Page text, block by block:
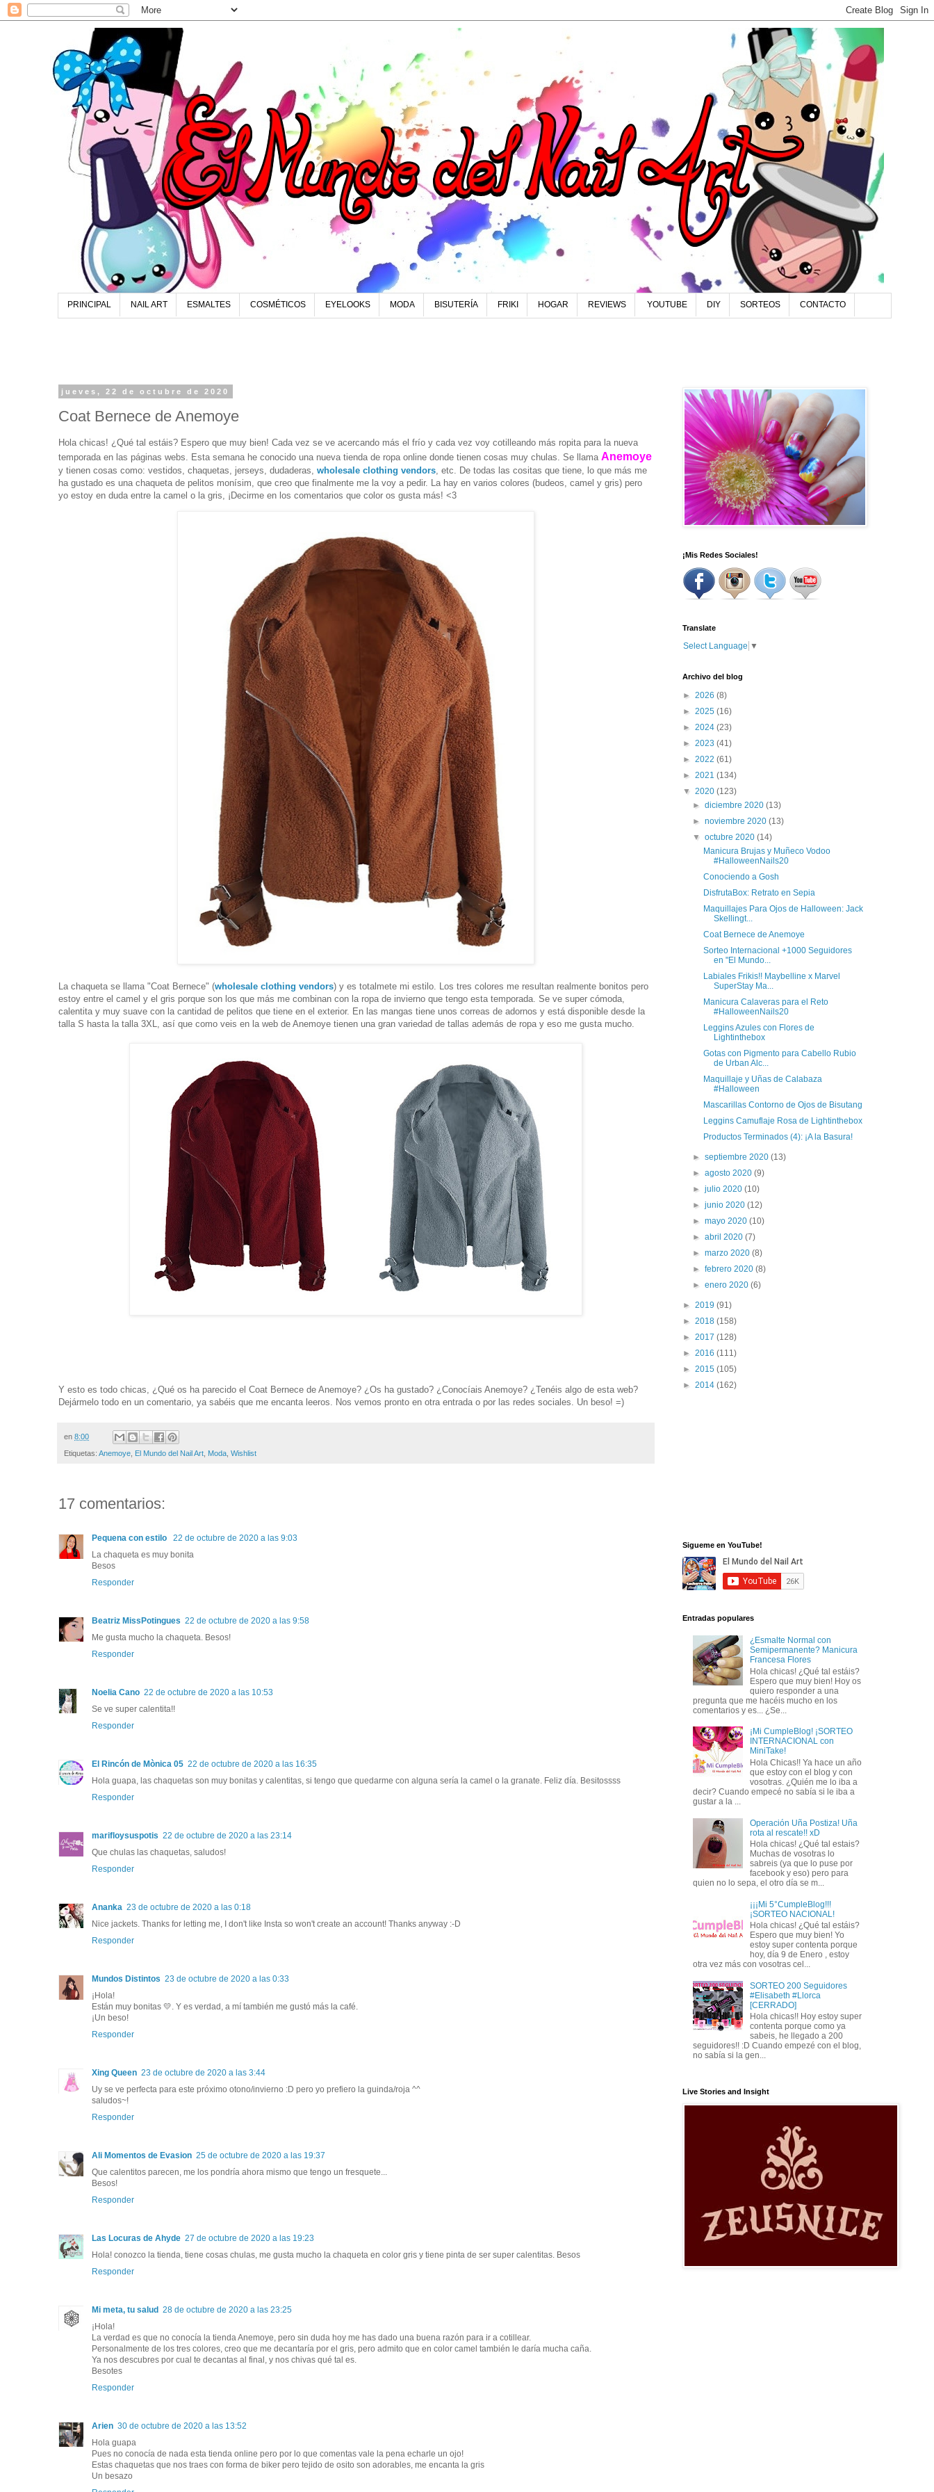
PRINCIPAL NAIL ART ESMALTES COSMÉTICOS EYELOOKS MODA BISUTERÍA FRIKI HOGAR REVIEWS YOUTUBE DIY SORTEOS CONTACTO
jueves, 22 de octubre de 2020
Coat Bernece de Anemoye
Hola chicas! ¿Qué tal estáis? Espero que muy bien! Cada vez se ve acercando más el frío y cada vez voy cotilleando más ropita para la nueva
temporada en las páginas webs. Esta semana he conocido una nueva tienda de ropa online donde tienen cosas muy chulas. Se llama Anemoye
y tienen cosas como: vestidos, chaquetas, jerseys, dudaderas, wholesale clothing vendors , etc. De todas las cositas que tiene, lo que más me
ha gustado es una chaqueta de pelitos monísim, que creo que finalmente me la voy a pedir. La hay en varios colores (budeos, camel y gris) pero
yo estoy en duda entre la camel o la gris, ¡Decirme en los comentarios que color os gusta más! <3
La chaqueta se llama "Coat Bernece" (wholesale clothing vendors) y es totalmete mi estilo. Los tres colores me resultan realmente bonitos pero
estoy entre el camel y el gris porque son los que más me combinan con la ropa de invierno que tengo esta temporada. Se ve super cómoda,
calentita y muy suave con la cantidad de pelitos que tiene en el exterior. En las mangas tiene unos correas de adornos y está disponible desde la
talla S hasta la talla 3XL, así que como veis en la web de Anemoye tienen una gran variedad de tallas además de ropa y eso me gusta mucho.
Y esto es todo chicas, ¿Qué os ha parecido el Coat Bernece de Anemoye? ¿Os ha gustado? ¿Conocíais Anemoye? ¿Tenéis algo de esta web?
Dejármelo todo en un comentario, ya sabéis que me encanta leeros. Nos vemos pronto en otra entrada o por las redes sociales. Un beso! =)
en 8:00
Etiquetas: Anemoye El Mundo del Nail Art Moda Wishlist
17 comentarios:
Pequena con estilo
22 de octubre de 2020 a las 9:03
La chaqueta es muy bonita
Besos
Responder
Beatriz MissPotingues 22 de octubre de 2020 a las 9:58
Me gusta mucho la chaqueta. Besos!
Responder
Noelia Cano 22 de octubre de 2020 a las 10:53
Se ve super calentita!!
Responder
El Rincón de Mònica 05 22 de octubre de 2020 a las 16:35
Hola guapa, las chaquetas son muy bonitas y calentitas, si tengo que quedarme con alguna sería la camel o la granate. Feliz día. Besitossss
Responder
marifloysuspotis 22 de octubre de 2020 a las 23:14
Que chulas las chaquetas, saludos!
Responder
Ananka 23 de octubre de 2020 a las 0:18
Nice jackets. Thanks for letting me, I don't like Insta so won't create an account! Thanks anyway :-D
Responder
Mundos Distintos 23 de octubre de 2020 a las 0:33
¡Hola!
Están muy bonitas 💛. Y es verdad, a mí también me gustó más la café.
¡Un beso!
Responder
Xing Queen 23 de octubre de 2020 a las 3:44
Uy se ve perfecta para este próximo otono/invierno :D pero yo prefiero la guinda/roja ^^
saludos~!
Responder
Ali Momentos de Evasion 25 de octubre de 2020 a las 19:37
Que calentitos parecen, me los pondría ahora mismo que tengo un fresquete...
Besos!
Responder
Las Locuras de Ahyde 27 de octubre de 2020 a las 19:23
Hola! conozco la tienda, tiene cosas chulas, me gusta mucho la chaqueta en color gris y tiene pinta de ser super calentitas. Besos
Responder
Mi meta, tu salud 28 de octubre de 2020 a las 23:25
¡Hola!
La verdad es que no conocía la tienda Anemoye, pero sin duda hoy me has dado una buena razón para ir a cotillear.
Personalmente de los tres colores, creo que me decantaría por el gris, pero admito que en color camel también le daría mucha caña.
Ya nos descubres por cual te decantas al final, y nos chivas qué tal es.
Besotes
Responder
Arien 30 de octubre de 2020 a las 13:52
Hola guapa
Pues no conocía de nada esta tienda online pero por lo que comentas vale la pena echarle un ojo!
Estas chaquetas que nos traes con forma de biker pero tejido de osito son adorables, me encanta la gris
Un besazo
¡Mis Redes Sociales!
Translate
Select Language ▼
Archivo del blog
► 2026 (8)
► 2025 (16)
► 2024 (23)
► 2023 (41)
► 2022 (61)
► 2021 (134)
▼ 2020 (123)
►diciembre 2020(13)
►noviembre 2020(13)
▼octubre 2020(14)
Manicura Brujas y Muñeco Vodoo
#HalloweenNails20
Conociendo a Gosh
DisfrutaBox: Retrato en Sepia
Maquillajes Para Ojos de Halloween: Jack
Skellingt...
Coat Bernece de Anemoye
Sorteo Internacional +1000 Seguidores
en "El Mundo...
Labiales Frikis!! Maybelline x Marvel
SuperStay Ma...
Manicura Calaveras para el Reto
#HalloweenNails20
Leggins Azules con Flores de
Lightinthebox
Gotas con Pigmento para Cabello Rubio
de Urban Alc...
Maquillaje y Uñas de Calabaza
#Halloween
Mascarillas Contorno de Ojos de Bisutang
Leggins Camuflaje Rosa de Lightinthebox
Productos Terminados (4): ¡A la Basura!
►septiembre 2020(13)
►agosto 2020(9)
►julio 2020(10)
►junio 2020(12)
►mayo 2020(10)
►abril 2020(7)
►marzo 2020(8)
►febrero 2020(8)
►enero 2020(6)
► 2019 (91)
► 2018 (158)
► 2017 (128)
► 2016 (111)
► 2015 (105)
► 2014 (162)
Sigueme en YouTube!
Entradas populares
¿Esmalte Normal con
Semipermanente? Manicura
Francesa Flores
Hola chicas! ¿Qué tal estáis?
Espero que muy bien! Hoy os
quiero responder a una
pregunta que me hacéis mucho en los
comentarios y es... ¿Se...
¡Mi CumpleBlog! ¡SORTEO
INTERNACIONAL con
MiniTake!
Hola Chicas!! Ya hace un año
que estoy con el blog y con
vosotras. ¿Quién me lo iba a
decir? Cuando empecé no sabía si le iba a
gustar a la ...
Operación Uña Postiza! Uña
rota al rescate!! xD
Hola chicas! ¿Qué tal estais?
Muchas de vosotras lo
sabreis (ya que lo puse por
facebook y eso) pero para
quien no lo sepa, el otro día se m...
¡¡¡Mi 5°CumpleBlog!!!
¡SORTEO NACIONAL!
Hola chicas! ¿Qué tal estáis?
Espero que muy bien! Yo
estoy super contenta porque
hoy, día 9 de Enero , estoy
otra vez más con vosotras cel...
SORTEO 200 Seguidores
#Elisabeth #Llorca
[CERRADO]
Hola chicas!! Hoy estoy super
contenta porque como ya
sabeis, he llegado a 200
seguidores!! :D Cuando empezé con el blog,
no sabía si la gen...
Live Stories and Insight